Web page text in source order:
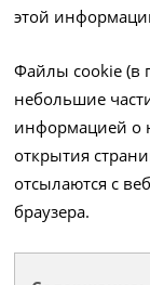
этой
Файлы cookie (в
небольшие
информацией о
открытия
отсылаются с
браузера.